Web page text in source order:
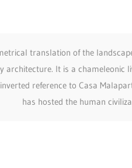
translation of the
architecture. It is a chameleonic
reference to Casa
has hosted the human